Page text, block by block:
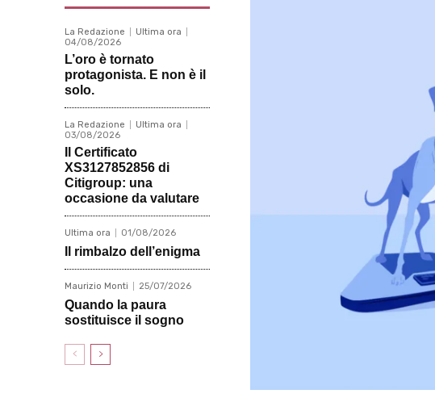
La Redazione
Ultima ora
04/08/2026
L’oro è tornato
protagonista. E non è il
solo.
La Redazione
Ultima ora
03/08/2026
Il Certificato
XS3127852856 di
Citigroup: una
occasione da valutare
Ultima ora 01/08/2026
Il rimbalzo dell’enigma
Maurizio Monti 25/07/2026
Quando la paura
sostituisce il sogno